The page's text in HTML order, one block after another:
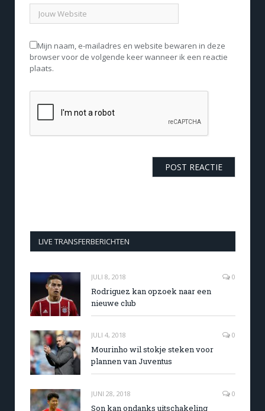
Mijn naam, e-mailadres en website bewaren in deze
browser voor de volgende keer wanneer ik een reactie
plaats.
LIVE TRANSFERBERICHTEN
JULI 8, 2018 0
Rodriguez kan opzoek naar een
nieuwe club
JULI 4, 2018 0
Mourinho wil stokje steken voor
plannen van Juventus
JUNI 28, 2018 0
Son kan ondanks uitschakeling